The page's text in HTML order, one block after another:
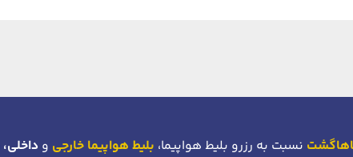
نسبت به رزرو بلیط هواپیما، بلیط هواپیما خارجی و داخلی،